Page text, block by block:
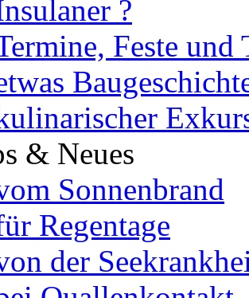
?
Feste und
& Neues
Sonnenbrand
Regentage
der